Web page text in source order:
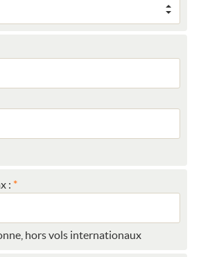
:
hors vols internationaux